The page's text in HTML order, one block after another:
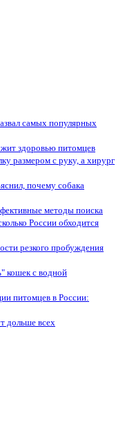
самых популярных
здоровью питомцев
размером с руку, а хирург
почему собака
методы поиска
России обходится
резкого пробуждения
кошек с водной
питомцев в России:
дольше всех